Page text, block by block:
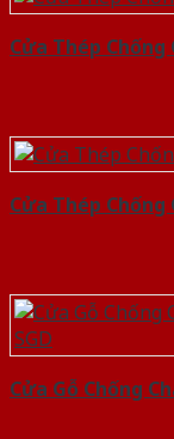
Cửa Thép Chống
Cửa Thép Chống
Cửa Gỗ Chống